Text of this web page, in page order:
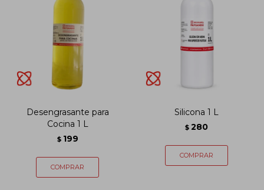
Desengrasante para
Cocina 1 L
$ 199
Silicona 1 L
$ 280